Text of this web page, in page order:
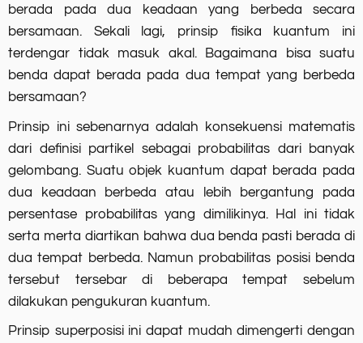
berada pada dua keadaan yang berbeda secara
bersamaan. Sekali lagi, prinsip fisika kuantum ini
terdengar tidak masuk akal. Bagaimana bisa suatu
benda dapat berada pada dua tempat yang berbeda
bersamaan?
Prinsip ini sebenarnya adalah konsekuensi matematis
dari definisi partikel sebagai probabilitas dari banyak
gelombang. Suatu objek kuantum dapat berada pada
dua keadaan berbeda atau lebih bergantung pada
persentase probabilitas yang dimilikinya. Hal ini tidak
serta merta diartikan bahwa dua benda pasti berada di
dua tempat berbeda. Namun probabilitas posisi benda
tersebut tersebar di beberapa tempat sebelum
dilakukan pengukuran kuantum.
Prinsip superposisi ini dapat mudah dimengerti dengan